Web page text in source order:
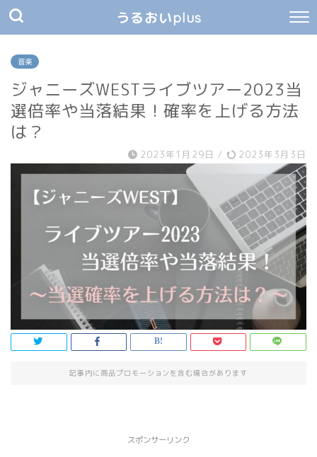
うるおいplus
音楽
ジャニーズWESTライブツアー2023当
選倍率や当落結果！確率を上げる方法
は？
2023年1月29日 / 2023年3月3日
記事内に商品プロモーションを含む場合があります
スポンサーリンク